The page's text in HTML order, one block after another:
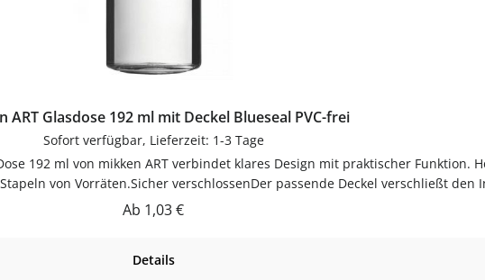
mikken ART Glasdose 192 ml mit Deckel Blueseal PVC-frei
Sofort verfügbar, Lieferzeit: 1-3 Tage
192 ml von mikken ART verbindet klares Design mit praktischer Funktion.
von Vorräten.Sicher verschlossenDer passende Deckel verschließt den
wiederbefüllbar.Produktdetails auf einen BlickFüllmenge: ca. 192
flaschen-glaeser-und-dosen.de.
Regulärer Preis:
Ab 1,03 €
Details